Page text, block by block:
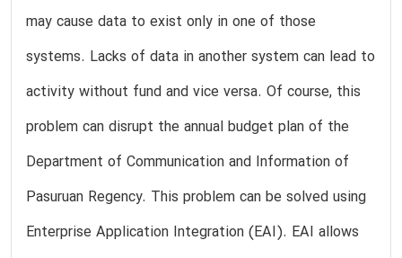
may cause data to exist only in one of those
systems. Lacks of data in another system can lead to
activity without fund and vice versa. Of course, this
problem can disrupt the annual budget plan of the
Department of Communication and Information of
Pasuruan Regency. This problem can be solved using
Enterprise Application Integration (EAI). EAI allows